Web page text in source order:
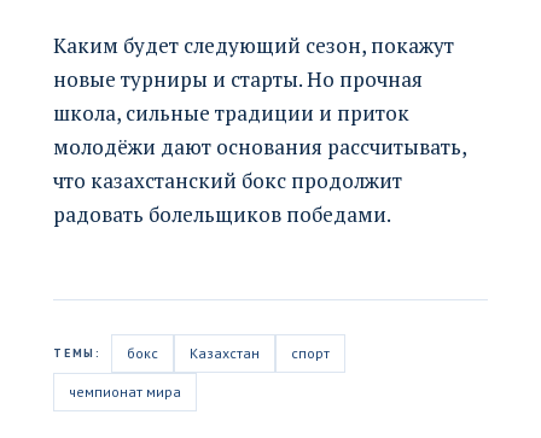
Каким будет следующий сезон, покажут
новые турниры и старты. Но прочная
школа, сильные традиции и приток
молодёжи дают основания рассчитывать,
что казахстанский бокс продолжит
радовать болельщиков победами.
ТЕМЫ: бокс Казахстан спорт
чемпионат мира